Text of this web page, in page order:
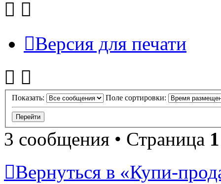
Версия для печати
Показать: Поле сортировки:
3 сообщения • Страница 1
Вернуться в «Купи-